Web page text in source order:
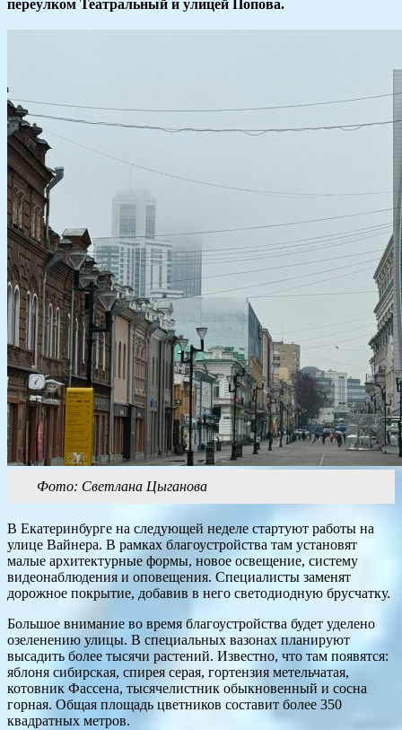
переулком Театральный и улицей Попова.
Фото: Светлана Цыганова
В Екатеринбурге на следующей неделе стартуют работы на
улице Вайнера. В рамках благоустройства там установят
малые архитектурные формы, новое освещение, систему
видеонаблюдения и оповещения. Специалисты заменят
дорожное покрытие, добавив в него светодиодную брусчатку.
Большое внимание во время благоустройства будет уделено
озеленению улицы. В специальных вазонах планируют
высадить более тысячи растений. Известно, что там появятся:
яблоня сибирская, спирея серая, гортензия метельчатая,
котовник Фассена, тысячелистник обыкновенный и сосна
горная. Общая площадь цветников составит более 350
квадратных метров.